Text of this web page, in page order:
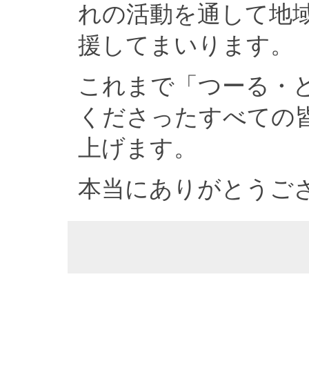
れの活動を通して地
援してまいります。
これまで「つーる・
くださったすべての
上げます。
本当にありがとうご